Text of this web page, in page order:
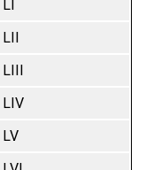
LI
LII
LIII
LIV
LV